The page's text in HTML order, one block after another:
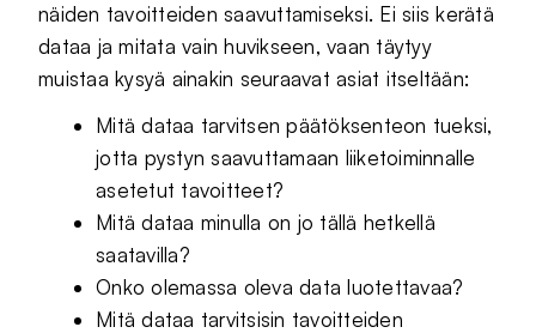
näiden tavoitteiden saavuttamiseksi. Ei siis kerätä
dataa ja mitata vain huvikseen, vaan täytyy
muistaa kysyä ainakin seuraavat asiat itseltään:
Mitä dataa tarvitsen päätöksenteon tueksi,
jotta pystyn saavuttamaan liiketoiminnalle
asetetut tavoitteet?
Mitä dataa minulla on jo tällä hetkellä
saatavilla?
Onko olemassa oleva data luotettavaa?
Mitä dataa tarvitsisin tavoitteiden